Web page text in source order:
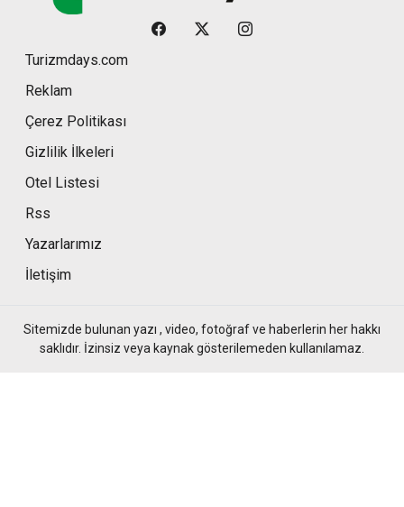
Turizmdays.com
Reklam
Çerez Politikası
Gizlilik İlkeleri
Otel Listesi
Rss
Yazarlarımız
İletişim
Sitemizde bulunan yazı , video, fotoğraf ve haberlerin her hakkı
saklıdır. İzinsiz veya kaynak gösterilemeden kullanılamaz.